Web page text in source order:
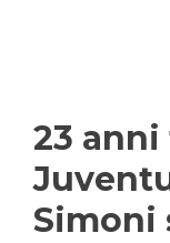
23 anni
Simoni